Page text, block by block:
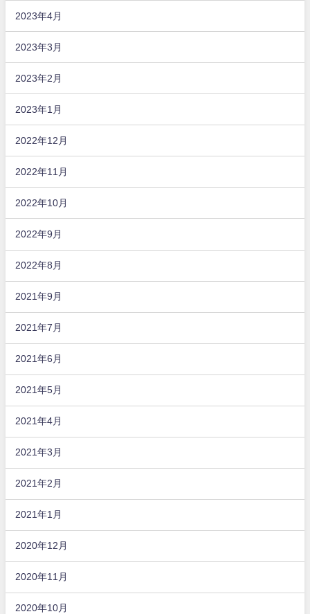
2023年4月
2023年3月
2023年2月
2023年1月
2022年12月
2022年11月
2022年10月
2022年9月
2022年8月
2021年9月
2021年7月
2021年6月
2021年5月
2021年4月
2021年3月
2021年2月
2021年1月
2020年12月
2020年11月
2020年10月